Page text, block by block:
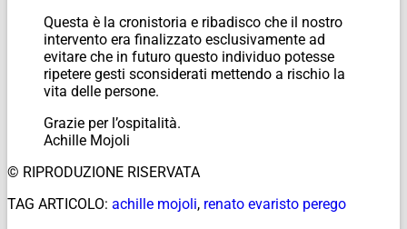
Questa è la cronistoria e ribadisco che il nostro
intervento era finalizzato esclusivamente ad
evitare che in futuro questo individuo potesse
ripetere gesti sconsiderati mettendo a rischio la
vita delle persone.
Grazie per l’ospitalità.
Achille Mojoli
© RIPRODUZIONE RISERVATA
TAG ARTICOLO: achille mojoli, renato evaristo perego